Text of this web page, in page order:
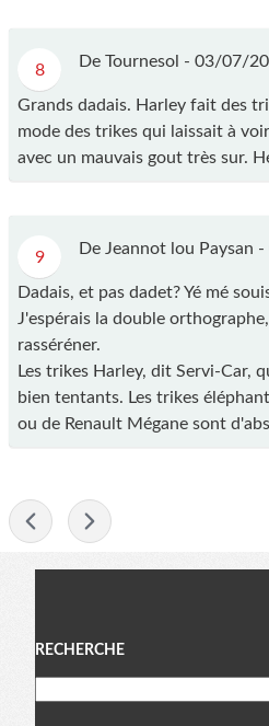
8 De Tournesol - 03/07/
Grands dadais. Harley fait des
mode des trikes qui laissait à
avec un mauvais gout très sur.
9 De Jeannot lou Paysan -
Dadais, et pas dadet? Yé mé
J'espérais la double
rasséréner.
Les trikes Harley, dit Servi-Car,
bien tentants. Les trikes
ou de Renault Mégane sont
Menu
RECHERCHE